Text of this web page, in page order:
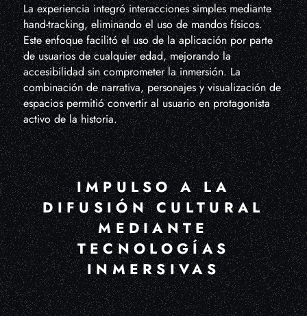
La experiencia integró interacciones simples mediante
hand-tracking, eliminando el uso de mandos físicos.
Este enfoque facilitó el uso de la aplicación por parte
de usuarios de cualquier edad, mejorando la
accesibilidad sin comprometer la inmersión. La
combinación de narrativa, personajes y visualización de
espacios permitió convertir al usuario en protagonista
activo de la historia.
IMPULSO A LA
DIFUSIÓN CULTURAL
MEDIANTE
TECNOLOGÍAS
INMERSIVAS